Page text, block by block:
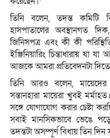
তিনি বলেন, তদন্ত কমিটি
হাসপাতালের অবস্থানগত
জিনিসপত্র এবং কী কী
ইঞ্জিনিয়ারিং চিন্তাধারায় যা
আজকে আমরা প্রতিবেদনটা দিতে
তিনি আরও বলেন, মায়েদের
সন্তানহারা মায়েরা খুবই
সঙ্গে যোগাযোগ করার চেষ্টা
সবাই মানসিকভাবে ভেঙে
তদন্তটা অসম্পূর্ণ বিধায় তিন দিন